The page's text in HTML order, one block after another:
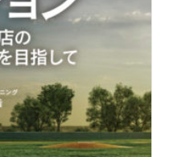
。一文一文に佐藤先生の愛と
うございました。